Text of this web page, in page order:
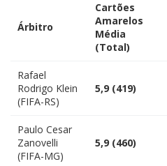
Árbitro
Cartões
Amarelos
Média
(Total)
Rafael
Rodrigo Klein
(FIFA-RS)
5,9 (419)
Paulo Cesar
Zanovelli
(FIFA-MG)
5,9 (460)